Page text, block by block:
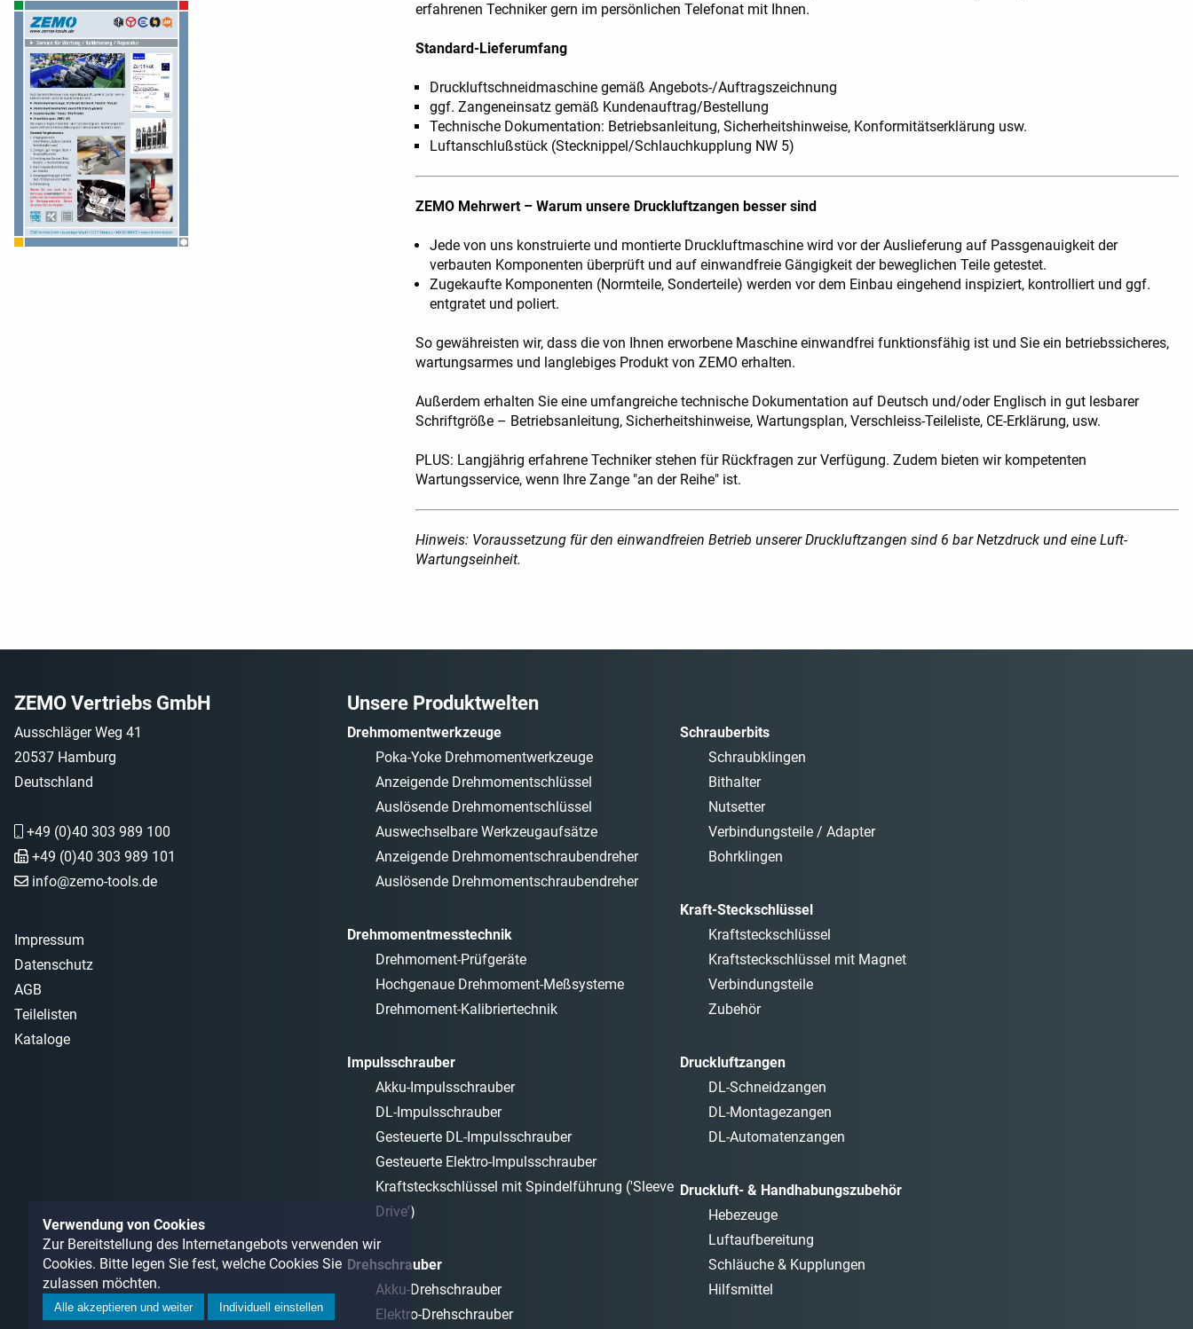
erfahrenen Techniker gern im persönlichen Telefonat mit Ihnen.
Standard-Lieferumfang
Druckluftschneidmaschine gemäß Angebots-/Auftragszeichnung
ggf. Zangeneinsatz gemäß Kundenauftrag/Bestellung
Technische Dokumentation: Betriebsanleitung, Sicherheitshinweise, Konformitätserklärung usw.
Luftanschlußstück (Stecknippel/Schlauchkupplung NW 5)
ZEMO Mehrwert – Warum unsere Druckluftzangen besser sind
Jede von uns konstruierte und montierte Druckluftmaschine wird vor der Auslieferung auf Passgenauigkeit der
verbauten Komponenten überprüft und auf einwandfreie Gängigkeit der beweglichen Teile getestet.
Zugekaufte Komponenten (Normteile, Sonderteile) werden vor dem Einbau eingehend inspiziert, kontrolliert und ggf.
entgratet und poliert.
So gewähreisten wir, dass die von Ihnen erworbene Maschine einwandfrei funktionsfähig ist und Sie ein betriebssicheres,
wartungsarmes und langlebiges Produkt von ZEMO erhalten.
Außerdem erhalten Sie eine umfangreiche technische Dokumentation auf Deutsch und/oder Englisch in gut lesbarer
Schriftgröße – Betriebsanleitung, Sicherheitshinweise, Wartungsplan, Verschleiss-Teileliste, CE-Erklärung, usw.
PLUS: Langjährig erfahrene Techniker stehen für Rückfragen zur Verfügung. Zudem bieten wir kompetenten
Wartungsservice, wenn Ihre Zange "an der Reihe" ist.
Hinweis: Voraussetzung für den einwandfreien Betrieb unserer Druckluftzangen sind 6 bar Netzdruck und eine Luft-
Wartungseinheit.
ZEMO Vertriebs GmbH Unsere Produktwelten
Ausschläger Weg 41
20537 Hamburg
Deutschland
+49 (0)40 303 989 100
+49 (0)40 303 989 101
info@zemo-tools.de
Impressum
Datenschutz
AGB
Teilelisten
Kataloge
Drehmomentwerkzeuge
Poka-Yoke Drehmomentwerkzeuge
Anzeigende Drehmomentschlüssel
Auslösende Drehmomentschlüssel
Auswechselbare Werkzeugaufsätze
Anzeigende Drehmomentschraubendreher
Auslösende Drehmomentschraubendreher
Drehmomentmesstechnik
Drehmoment-Prüfgeräte
Hochgenaue Drehmoment-Meßsysteme
Drehmoment-Kalibriertechnik
Impulsschrauber
Akku-Impulsschrauber
DL-Impulsschrauber
Gesteuerte DL-Impulsschrauber
Gesteuerte Elektro-Impulsschrauber
Kraftsteckschlüssel mit Spindelführung ('Sleeve
Drive')
Drehschrauber
Akku-Drehschrauber
Elektro-Drehschrauber
Schrauberbits
Schraubklingen
Bithalter
Nutsetter
Verbindungsteile / Adapter
Bohrklingen
Kraft-Steckschlüssel
Kraftsteckschlüssel
Kraftsteckschlüssel mit Magnet
Verbindungsteile
Zubehör
Druckluftzangen
DL-Schneidzangen
DL-Montagezangen
DL-Automatenzangen
Druckluft- & Handhabungszubehör
Hebezeuge
Luftaufbereitung
Schläuche & Kupplungen
Hilfsmittel
Verwendung von Cookies
Zur Bereitstellung des Internetangebots verwenden wir
Cookies. Bitte legen Sie fest, welche Cookies Sie
zulassen möchten.
Alle akzeptieren und weiter Individuell einstellen